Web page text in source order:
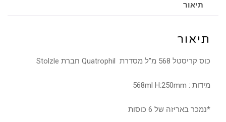
אדום
תיאור
תיאור
כוס קריסטל 568 מ"ל מסדרת Quatrophil חברת Stolzle
מידות : 568ml H:250mm
*נמכר באריזה של 6 כוסות